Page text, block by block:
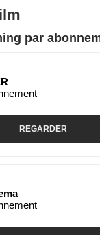
par
REGARDER